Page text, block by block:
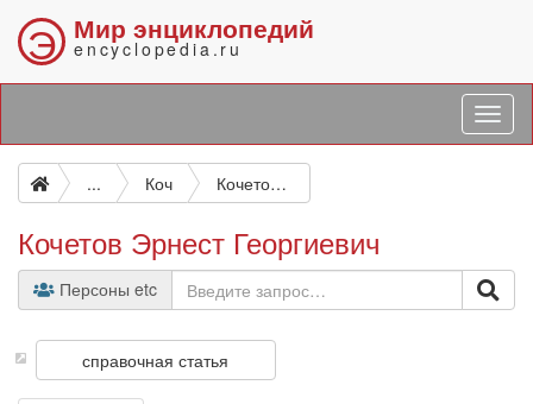
Э Мир энциклопедий
encyclopedia.ru
... Коч Кочетов Эрнест Георгиевич
Кочетов Эрнест Георгиевич
Персоны etc
справочная статья